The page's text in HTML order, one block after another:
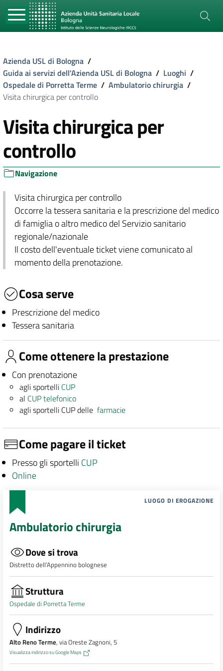
Azienda USL di Bologna /
Guida ai servizi dell'Azienda USL di Bologna / Luoghi /
Ospedale di Porretta Terme / Ambulatorio chirurgia /
Visita chirurgica per controllo
Visita chirurgica per
controllo
Navigazione
Visita chirurgica per controllo
Occorre la tessera sanitaria e la prescrizione del medico
di famiglia o altro medico del Servizio sanitario
regionale/nazionale
Il costo dell'eventuale ticket viene comunicato al
momento della prenotazione.
Cosa serve
Prescrizione del medico
Tessera sanitaria
Come ottenere la prestazione
Con prenotazione
agli sportelli CUP
al CUP telefonico
agli sportelli CUP dellefarmacie
Come pagare il ticket
Presso gli sportelli CUP
Online
LUOGO DI EROGAZIONE
Ambulatorio chirurgia
Dove si trova
Distretto dell’Appennino bolognese
Struttura
Ospedale di Porretta Terme
Indirizzo
Alto Reno Terme, via Oreste Zagnoni, 5
Visualizza indirizzo su Google Maps